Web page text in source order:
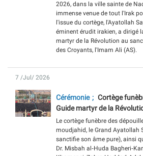
2026, dans la ville sainte de
immense venue de tout l'Irak
l'issue du cortège, l'Ayatollah
éminent érudit irakien, a dirigé
martyr de la Révolution au
des Croyants, l'Imam Ali (AS).
7 /Jul/ 2026
Cérémonie
Cortège
Guide martyr de la
Le cortège funèbre des
moudjahid, le Grand Ayatollah
sanctifie son âme pure), ainsi
Dr. Misbah al‑Huda